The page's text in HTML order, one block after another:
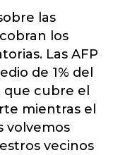
las
los
Las AFP
de 1% del
que cubre el
mientras el
volvemos
vecinos